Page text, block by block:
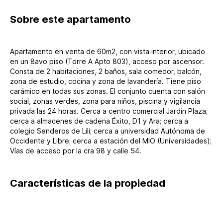
Sobre este apartamento
Apartamento en venta de 60m2, con vista interior, ubicado
en un 8avo piso (Torre A Apto 803), acceso por ascensor.
Consta de 2 habitaciones, 2 baños, sala comedor, balcón,
zona de estudio, cocina y zona de lavandería. Tiene piso
carámico en todas sus zonas. El conjunto cuenta con salón
social, zonas verdes, zona para niños, piscina y vigilancia
privada las 24 horas. Cerca a centro comercial Jardín Plaza;
cerca a almacenes de cadena Éxito, D1 y Ara; cerca a
colegio Senderos de Lili; cerca a universidad Autónoma de
Occidente y Libre; cerca a estación del MIO (Universidades);
Vías de acceso por la cra 98 y calle 54.
Características de la propiedad